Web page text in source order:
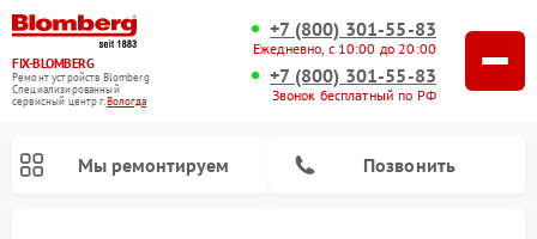
FIX-BLOMBERG
Ремонт устройств Blomberg
Специализированный
cервисный центр г.Вологда
+7 (800) 301-55-83
Ежедневно, с 10:00 до 20:00
+7 (800) 301-55-83
Звонок бесплатный по РФ
Мы ремонтируем Позвонить